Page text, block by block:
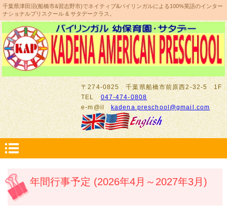
千葉県津田沼(船橋市&習志野市)でネイティブ&バイリンガルによる100%英語のインター
ナショナルプリスクール & サタデークラス。
〒274-0825 千葉県船橋市前原西2-32-5 1F
TEL047-474-0808
e-m@ilkadena.preschool@gmail.com
年間行事予定 (2026年4月～2027年3月)